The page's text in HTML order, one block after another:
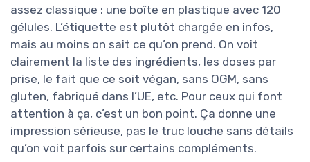
assez classique : une boîte en plastique avec 120
gélules. L’étiquette est plutôt chargée en infos,
mais au moins on sait ce qu’on prend. On voit
clairement la liste des ingrédients, les doses par
prise, le fait que ce soit végan, sans OGM, sans
gluten, fabriqué dans l’UE, etc. Pour ceux qui font
attention à ça, c’est un bon point. Ça donne une
impression sérieuse, pas le truc louche sans détails
qu’on voit parfois sur certains compléments.